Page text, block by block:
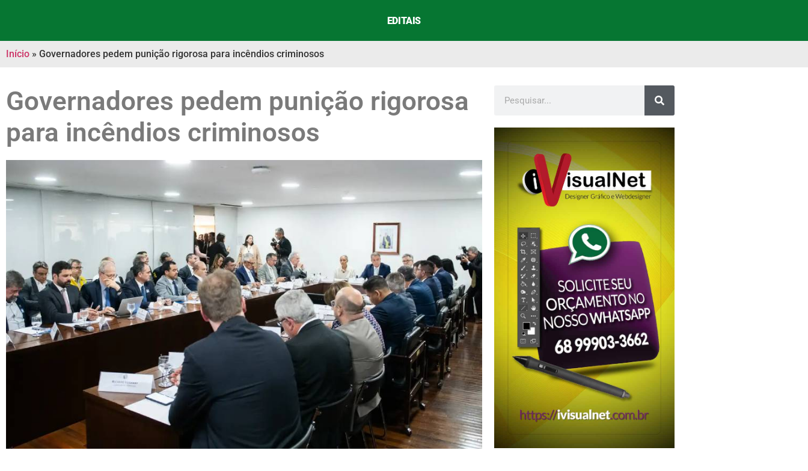
EDITAIS
Início » Governadores pedem punição rigorosa para incêndios criminosos
Governadores pedem punição rigorosa
para incêndios criminosos